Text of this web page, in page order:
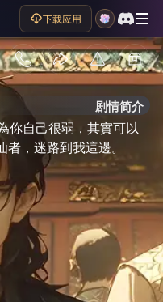
下载应用
剧情简介
你自己很弱，其實可以
，迷路到我這邊。